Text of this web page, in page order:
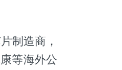
制造商，
等海外公